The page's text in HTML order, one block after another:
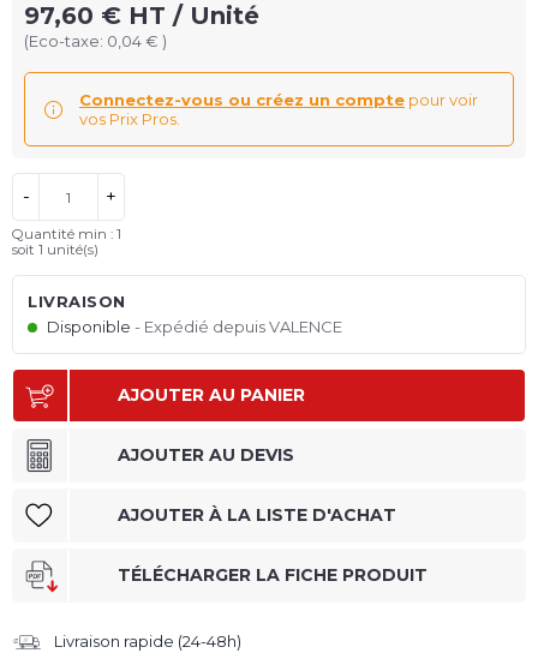
97,60 € HT / Unité
(Eco-taxe: 0,04 € )
Connectez-vous ou créez un compte pour voir
vos Prix Pros.
- +
Quantité min : 1
soit 1 unité(s)
LIVRAISON
Disponible
Expédié depuis VALENCE
AJOUTER AU PANIER
AJOUTER AU DEVIS
AJOUTER À LA LISTE D'ACHAT
TÉLÉCHARGER LA FICHE PRODUIT
Livraison rapide (24-48h)